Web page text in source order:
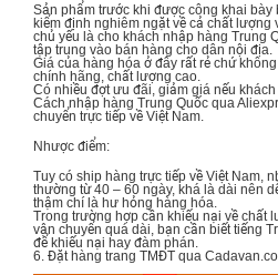
Sản phẩm trước khi được công khai bày
kiểm định nghiêm ngặt về cả chất lượng
chủ yếu là cho khách nhập hàng Trung
tập trung vào bán hàng cho dân nội địa.
Giá của hàng hóa ở đây rất rẻ chứ
chính hãng, chất lượng cao.
Có nhiều đợt ưu đãi, giảm giá nếu
Cách nhập hàng Trung Quốc qua
chuyển trực tiếp về Việt Nam.
Nhược điểm:
Tuy có ship hàng trực tiếp về Việt Nam,
thường từ 40 – 60 ngày, khá là dài nên
thậm chí là hư hỏng hàng hóa.
Trong trường hợp cần khiếu nại về chất
vận chuyển quá dài, bạn cần biết tiếng
để khiếu nại hay đàm phán.
6. Đặt hàng trang TMĐT qua